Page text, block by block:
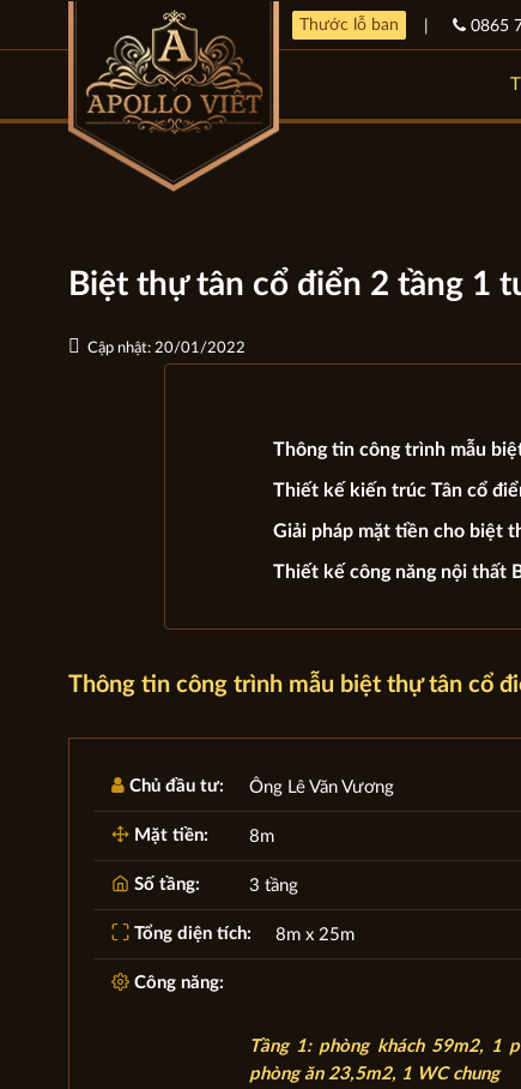
Thước lỗ ban 0865
Biệt thự tân cổ điển 2 tầng 1
Cập nhật: 20/01/2022
Thông tin công trình mẫu
Thiết kế kiến trúc Tân cổ
Giải pháp mặt tiền cho biệt
Thiết kế công năng nội thất
Thông tin công trình mẫu biệt thự tân cổ
Chủ đầu tư: Ông Lê Văn Vương
Mặt tiền: 8m
Số tầng: 3 tầng
Tổng diện tích: 8m x 25m
Công năng:
Tầng 1: phòng khách 59m2, 1
phòng ăn 23,5m2, 1 WC chung